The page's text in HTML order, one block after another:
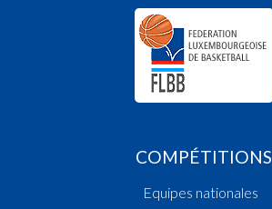
COMPÉTITIONS
Equipes nationales